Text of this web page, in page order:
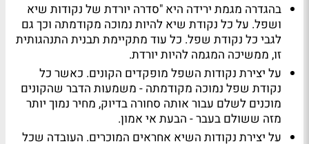
בהגדרה מגמת ירידה היא "סדרה יורדת של נקודות שיא
ושפל. על כל נקודת שיא להיות נמוכה מקודמתה וכך גם
לגבי כל נקודת שפל. כל עוד מתקיימת תבנית התנהגותית
זו, ממשיכה המגמה להיות יורדת.
על יצירת נקודות השפל מופקדים הקונים. כאשר כל
נקודת שפל נמוכה מקודמתה - משמעות הדבר שהקונים
מוכנים לשלם עבור אותה סחורה בדיוק, מחיר נמוך יותר
מזה ששולם בעבר - הבעת אי אמון.
על יצירת נקודות השיא אחראים המוכרים. העובדה שכל